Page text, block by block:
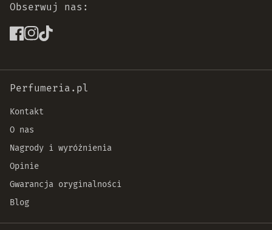
Obserwuj nas:
Perfumeria.pl
Kontakt
O nas
Nagrody i wyróżnienia
Opinie
Gwarancja oryginalności
Blog